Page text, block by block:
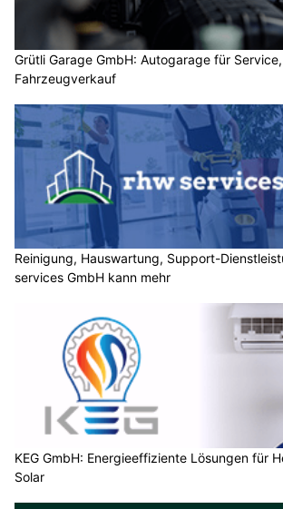
Grütli Garage GmbH: Autogarage für
Fahrzeugverkauf
Reinigung, Hauswartung, Support-
services GmbH kann mehr
KEG GmbH: Energieeffiziente Lösungen für
Solar